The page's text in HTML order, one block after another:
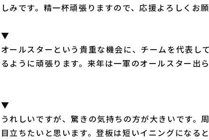
みです。精一杯頑張りますので、応援よろしくお願
▼
オールスターという貴重な機会に、チームを代表し
ように頑張ります。来年は一軍のオールスター出
▼
うれしいですが、驚きの気持ちの方が大きいです。
立ちたいと思います。登板は短いイニングになる